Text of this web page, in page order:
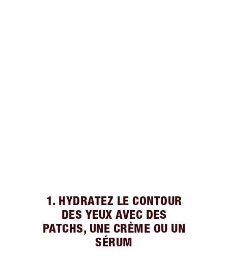
1. HYDRATEZ LE CONTOUR
DES YEUX AVEC DES
PATCHS, UNE CRÈME OU UN
SÉRUM